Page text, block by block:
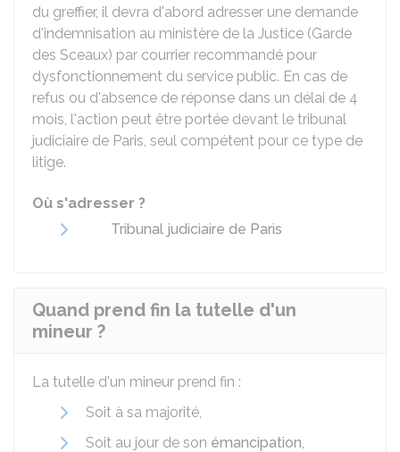
du greffier, il devra d'abord adresser une demande
d'indemnisation au ministère de la Justice (Garde
des Sceaux) par courrier recommandé pour
dysfonctionnement du service public. En cas de
refus ou d'absence de réponse dans un délai de 4
mois, l'action peut être portée devant le tribunal
judiciaire de Paris, seul compétent pour ce type de
litige.
Où s'adresser ?
Tribunal judiciaire de Paris
Quand prend fin la tutelle d'un
mineur ?
La tutelle d'un mineur prend fin :
Soit à sa majorité,
Soit au jour de son émancipation,